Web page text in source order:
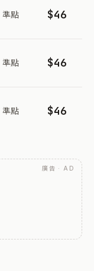
準點 $46
準點 $46
準點 $46
廣告 · AD